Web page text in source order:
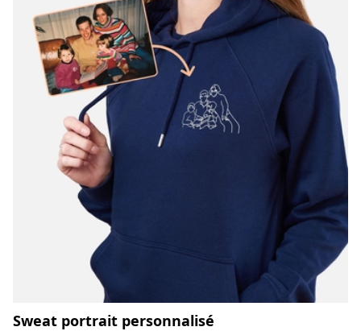
Sweat portrait personnalisé